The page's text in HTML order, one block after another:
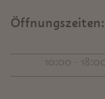
Öffnungszeiten:
10:00 -